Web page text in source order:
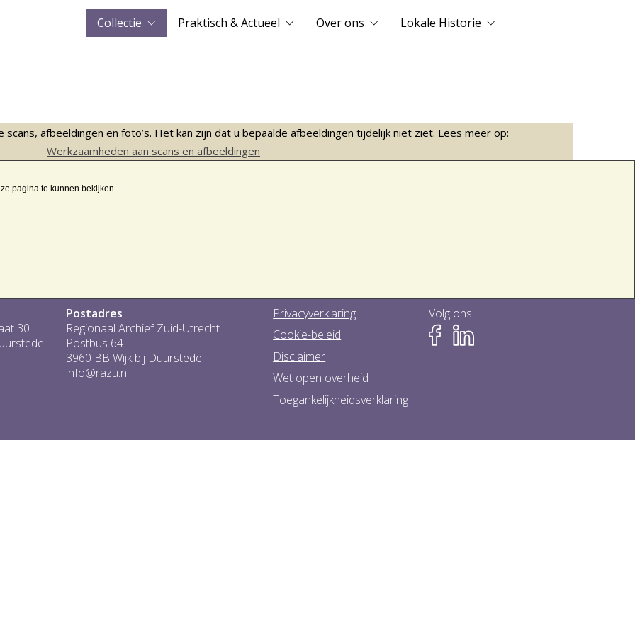
Collectie Praktisch & Actueel Over ons Lokale Historie
scans, afbeeldingen en foto’s. Het kan zijn dat u bepaalde afbeeldingen tijdelijk niet ziet. Lees meer op:
Werkzaamheden aan scans en afbeeldingen
pagina te kunnen bekijken.
30
Postadres
Regionaal Archief Zuid-Utrecht
Postbus 64
3960 BB Wijk bij Duurstede
info@razu.nl
Privacyverklaring
Cookie-beleid
Disclaimer
Wet open overheid
Toegankelijkheidsverklaring
Volg ons: